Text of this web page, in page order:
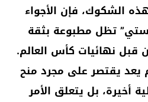
الشكوك، فإن الأجواء
تظل مطبوعة بثقة
قبل نهائيات كأس العالم.
يقتصر على مجرد منح
أخيرة، بل يتعلق الأمر